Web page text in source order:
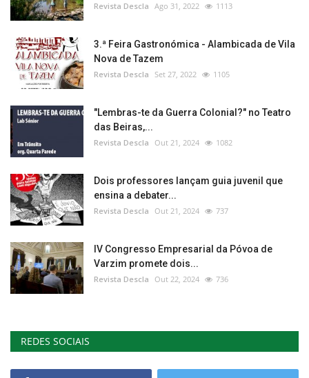
Revista Descla Ago 31, 2022 1113
3.ª Feira Gastronómica - Alambicada de Vila
Nova de Tazem
Revista Descla Set 27, 2022 1105
"Lembras-te da Guerra Colonial?" no Teatro
das Beiras,...
Revista Descla Out 21, 2024 1082
Dois professores lançam guia juvenil que
ensina a debater...
Revista Descla Out 21, 2024 737
IV Congresso Empresarial da Póvoa de
Varzim promete dois...
Revista Descla Out 22, 2024 736
REDES SOCIAIS